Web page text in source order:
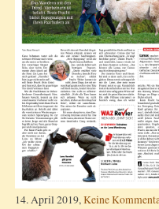
14. April 2019,Keine